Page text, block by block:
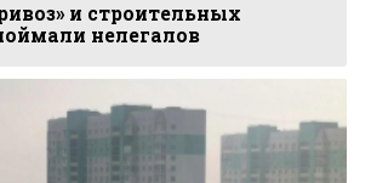
и строительных
нелегалов